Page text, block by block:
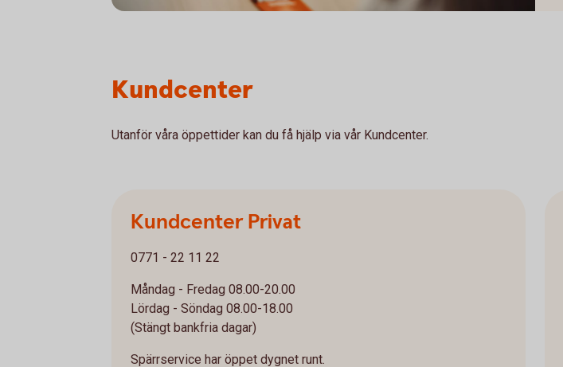
Kundcenter
Utanför våra öppettider kan du få hjälp via vår Kundcenter.
Kundcenter Privat
0771 - 22 11 22
Måndag - Fredag 08.00-20.00
Lördag - Söndag 08.00-18.00
(Stängt bankfria dagar)
Spärrservice har öppet dygnet runt.